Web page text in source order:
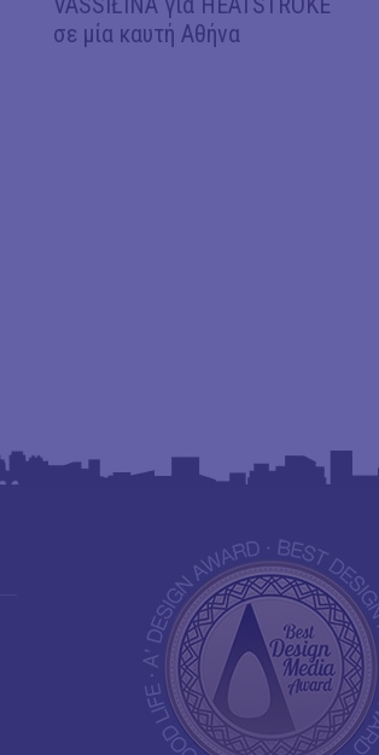
σε μία καυτή Αθήνα